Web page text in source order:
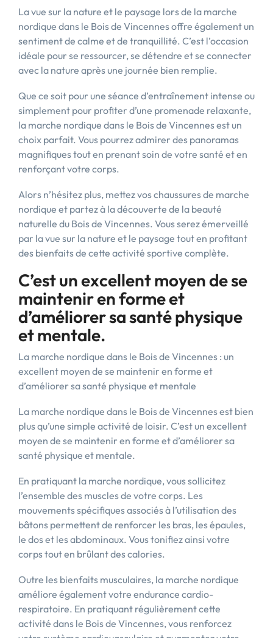
La vue sur la nature et le paysage lors de la marche
nordique dans le Bois de Vincennes offre également un
sentiment de calme et de tranquillité. C’est l’occasion
idéale pour se ressourcer, se détendre et se connecter
avec la nature après une journée bien remplie.
Que ce soit pour une séance d’entraînement intense ou
simplement pour profiter d’une promenade relaxante,
la marche nordique dans le Bois de Vincennes est un
choix parfait. Vous pourrez admirer des panoramas
magnifiques tout en prenant soin de votre santé et en
renforçant votre corps.
Alors n’hésitez plus, mettez vos chaussures de marche
nordique et partez à la découverte de la beauté
naturelle du Bois de Vincennes. Vous serez émerveillé
par la vue sur la nature et le paysage tout en profitant
des bienfaits de cette activité sportive complète.
C’est un excellent moyen de se
maintenir en forme et
d’améliorer sa santé physique
et mentale.
La marche nordique dans le Bois de Vincennes : un
excellent moyen de se maintenir en forme et
d’améliorer sa santé physique et mentale
La marche nordique dans le Bois de Vincennes est bien
plus qu’une simple activité de loisir. C’est un excellent
moyen de se maintenir en forme et d’améliorer sa
santé physique et mentale.
En pratiquant la marche nordique, vous sollicitez
l’ensemble des muscles de votre corps. Les
mouvements spécifiques associés à l’utilisation des
bâtons permettent de renforcer les bras, les épaules,
le dos et les abdominaux. Vous tonifiez ainsi votre
corps tout en brûlant des calories.
Outre les bienfaits musculaires, la marche nordique
améliore également votre endurance cardio-
respiratoire. En pratiquant régulièrement cette
activité dans le Bois de Vincennes, vous renforcez